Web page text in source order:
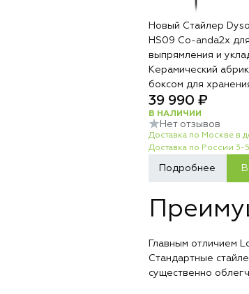
Новый Стайлер
HS09 Co-anda2x для
выпрямления и
Керамический
боксом для
39 990 ₽
В НАЛИЧИИ
Нет отзывов
Доставка по Москве в
Доставка по России 3-
Подробнее
Главным отличием
Стандартные
существенно